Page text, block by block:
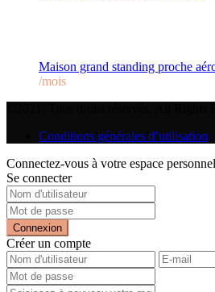
Maison grand standing proche
/mois
Conditions générales d’utilisation
Connectez-vous à votre espace
Se connecter
Connexion
Créer un compte